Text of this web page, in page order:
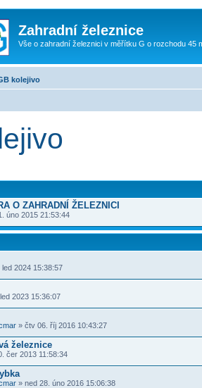
Zahradní železnice
Vše o zahradní železnici v měřítku G o rozchodu 45
kolejivo
O ZAHRADNÍ ŽELEZNICI
úno 2015 21:53:44
led 2024 15:38:57
2023 15:36:07
» čtv 06. říj 2016 10:43:27
železnice
čer 2013 11:58:34
» ned 28. úno 2016 15:06:38